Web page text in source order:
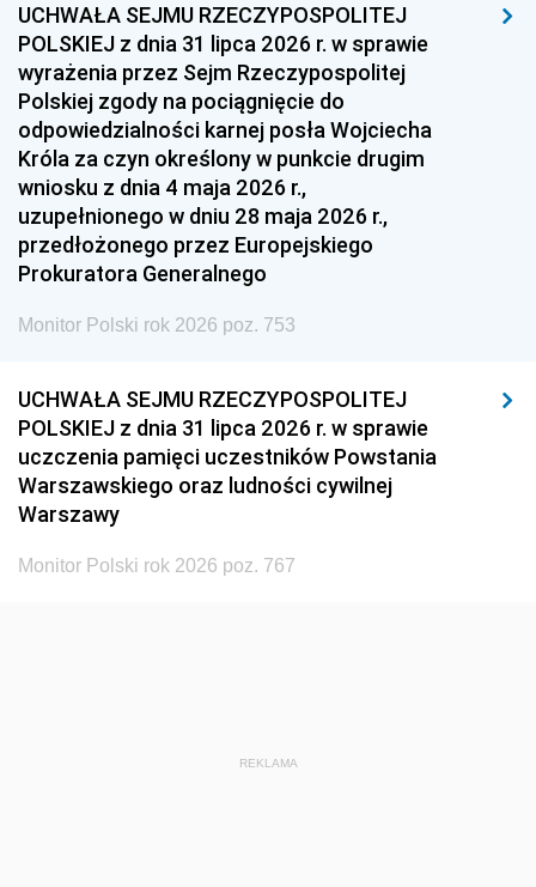
1954 1953 1952
1951 1950 1949
1948 1947
1939 1938 1937
1936 1930
UCHWAŁA SEJMU RZECZYPOSPOLITEJ
POLSKIEJ z dnia 31 lipca 2026 r. w sprawie
wyrażenia przez Sejm Rzeczypospolitej
Polskiej zgody na pociągnięcie do
odpowiedzialności karnej posła Wojciecha
Króla za czyn określony w punkcie drugim
wniosku z dnia 4 maja 2026 r.,
uzupełnionego w dniu 28 maja 2026 r.,
przedłożonego przez Europejskiego
Prokuratora Generalnego
Monitor Polski rok 2026 poz. 753
UCHWAŁA SEJMU RZECZYPOSPOLITEJ
POLSKIEJ z dnia 31 lipca 2026 r. w sprawie
uczczenia pamięci uczestników Powstania
Warszawskiego oraz ludności cywilnej
Warszawy
Monitor Polski rok 2026 poz. 767
REKLAMA